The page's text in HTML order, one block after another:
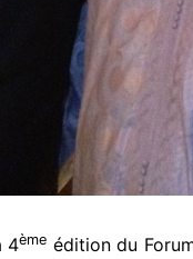
4ème édition du